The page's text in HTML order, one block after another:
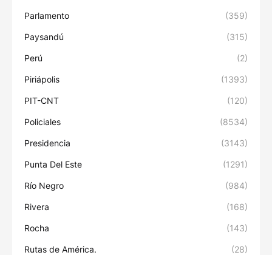
Parlamento (359)
Paysandú (315)
Perú (2)
Piriápolis (1393)
PIT-CNT (120)
Policiales (8534)
Presidencia (3143)
Punta Del Este (1291)
Río Negro (984)
Rivera (168)
Rocha (143)
Rutas de América. (28)